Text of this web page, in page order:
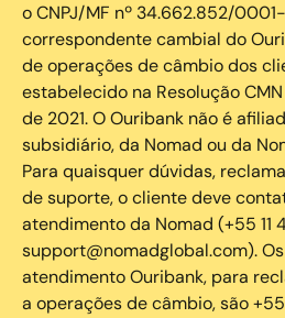
o CNPJ/MF nº 34.662.852/
correspondente cambial do
de operações de câmbio dos
estabelecido na Resolução
de 2021. O Ouribank não é
subsidiário, da Nomad ou da
Para quaisquer dúvidas,
de suporte, o cliente deve
atendimento da Nomad (+55 11
support@nomadglobal.com).
atendimento Ouribank, para
a operações de câmbio, são